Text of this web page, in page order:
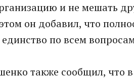
и не мешать
он добавил, что
по всем
также сообщил, что